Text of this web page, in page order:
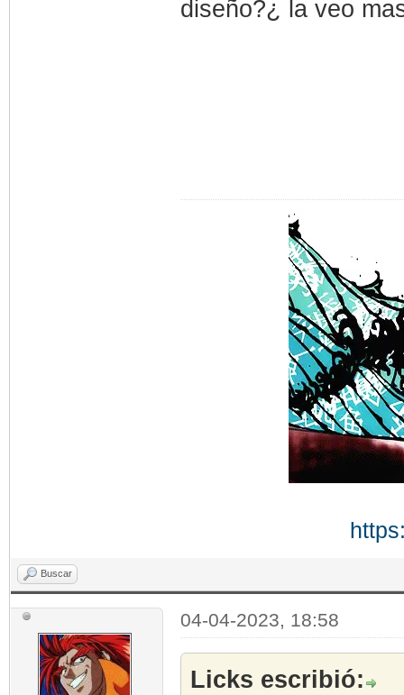
diseño?¿ la veo
Buscar
04-04-2023, 18:58
Licks escribió: